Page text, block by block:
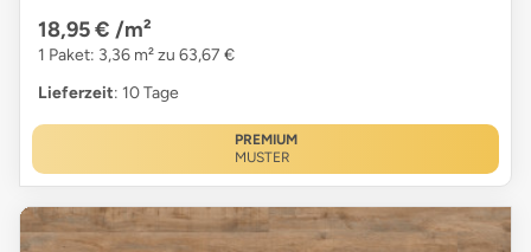
18,95 € /m²
1 Paket: 3,36 m² zu 63,67 €
Lieferzeit: 10 Tage
PREMIUM
MUSTER